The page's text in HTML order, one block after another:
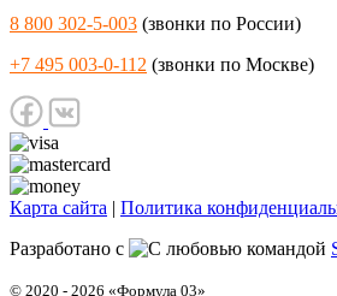
8 800 302-5-003 (звонки по России)
+7 495 003-0-112 (звонки по Москве)
Карта сайта | Политика
Разработано с
командой
© 2020 - 2026 «Формула 03»